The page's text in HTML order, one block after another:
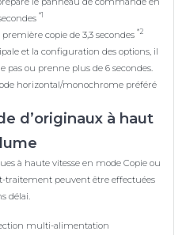
*1
copie de 3,3 secondes *2
et la configuration des options, il
pas ou prenne plus de 6 secondes.
horizontal/monochrome préféré
d’originaux à haut
à haute vitesse en mode Copie ou
traitement peuvent être effectuées
délai.
multi-alimentation